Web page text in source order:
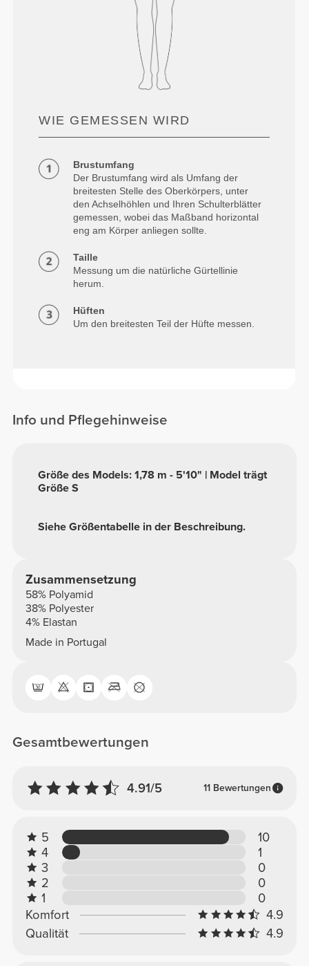
WIE GEMESSEN WIRD
Brustumfang
Der Brustumfang wird als Umfang der
breitesten Stelle des Oberkörpers, unter
den Achselhöhlen und Ihren Schulterblätter
gemessen, wobei das Maßband horizontal
eng am Körper anliegen sollte.
Taille
Messung um die natürliche Gürtellinie
herum.
Hüften
Um den breitesten Teil der Hüfte messen.
Info und Pflegehinweise
Siehe Größentabelle in der Beschreibung.
Größe des Models: 1,78 m - 5'10" | Model trägt
Größe S
Zusammensetzung
58% Polyamid
38% Polyester
4% Elastan
Made in Portugal
Gesamtbewertungen
4.91/5 11 Bewertungen
5
10
4
1
3
0
2
0
1
0
Komfort
4.9
Qualität
4.9